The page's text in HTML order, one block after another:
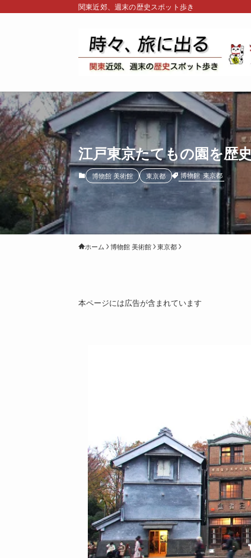
関東近郊、週末の歴史スポット歩き
江戸東京たてもの園を歴
博物館 美術館 東京都 博物館 東京都
ホーム 博物館 美術館 東京都
本ページには広告が含まれています